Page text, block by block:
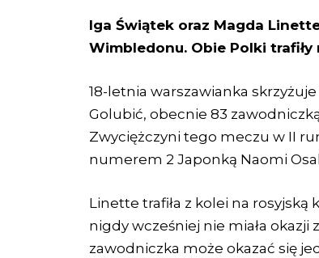
Iga Świątek oraz Magda
Wimbledonu. Obie Polki
18-letnia warszawianka
Golubić, obecnie 83
Zwyciężczyni tego meczu w II
numerem 2 Japonką Naomi
Linette trafiła z kolei na
nigdy wcześniej nie miała okazji
zawodniczka może okazać się